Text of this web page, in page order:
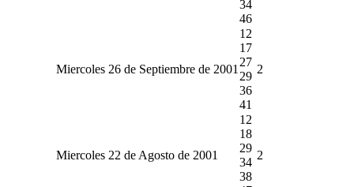
34
46
Miercoles 26 de Septiembre de 2001
12
17
27
29
36
41
2
Miercoles 22 de Agosto de 2001
12
18
29
34
38
2